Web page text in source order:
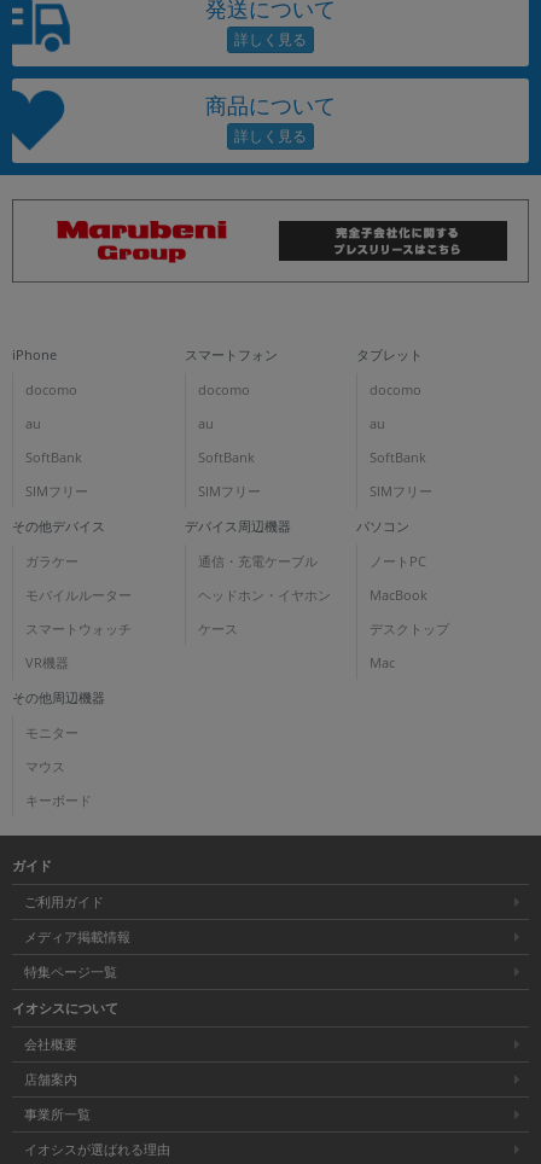
発送について
商品について
iPhone
docomo
au
SoftBank
SIMフリー
スマートフォン
docomo
au
SoftBank
SIMフリー
タブレット
docomo
au
SoftBank
SIMフリー
その他デバイス
ガラケー
モバイルルーター
スマートウォッチ
VR機器
デバイス周辺機器
通信・充電ケーブル
ヘッドホン・イヤホン
ケース
パソコン
ノートPC
MacBook
デスクトップ
Mac
その他周辺機器
モニター
マウス
キーボード
ガイド
ご利用ガイド
メディア掲載情報
特集ページ一覧
イオシスについて
会社概要
店舗案内
事業所一覧
イオシスが選ばれる理由